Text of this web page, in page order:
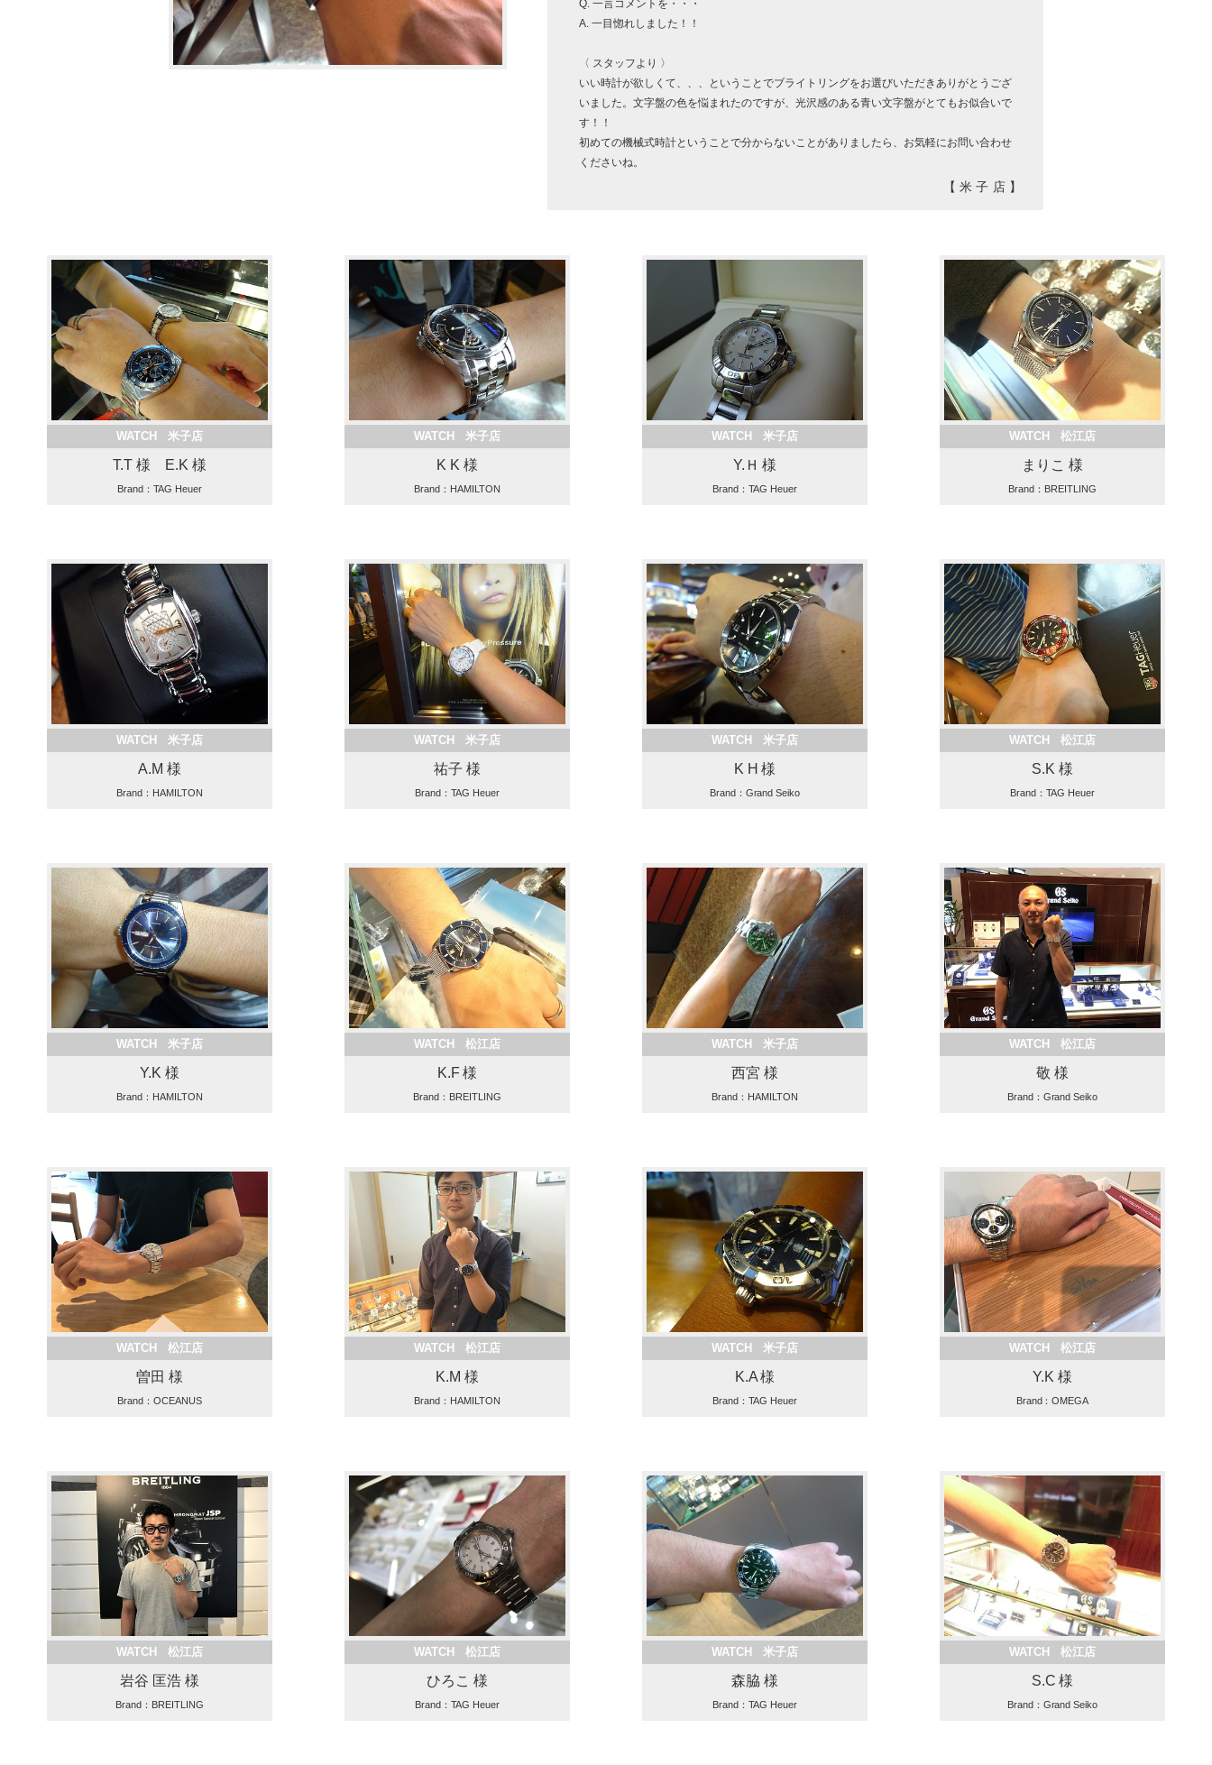
Q. 一言コメントを・・・
A. 一目惚れしました！！
〈 スタッフより 〉
いい時計が欲しくて、、、ということでブライトリングをお選びいただきありがとうござ
いました。文字盤の色を悩まれたのですが、光沢感のある青い文字盤がとてもお似合いで
す！！
初めての機械式時計ということで分からないことがありましたら、お気軽にお問い合わせ
くださいね。
【米子店】
WATCH 米子店
T.T 様 E.K 様
Brand：TAG Heuer
WATCH 米子店
K K 様
Brand：HAMILTON
WATCH 米子店
Y.Ｈ 様
Brand：TAG Heuer
WATCH 松江店
まりこ 様
Brand：BREITLING
WATCH 米子店
A.M 様
Brand：HAMILTON
WATCH 米子店
祐子 様
Brand：TAG Heuer
WATCH 米子店
K H 様
Brand：Grand Seiko
WATCH 松江店
S.K 様
Brand：TAG Heuer
WATCH 米子店
Y.K 様
Brand：HAMILTON
WATCH 松江店
K.F 様
Brand：BREITLING
WATCH 米子店
西宮 様
Brand：HAMILTON
WATCH 松江店
敬 様
Brand：Grand Seiko
WATCH 松江店
曽田 様
Brand：OCEANUS
WATCH 松江店
K.M 様
Brand：HAMILTON
WATCH 米子店
K.A 様
Brand：TAG Heuer
WATCH 松江店
Y.K 様
Brand：OMEGA
WATCH 松江店
岩谷 匡浩 様
Brand：BREITLING
WATCH 松江店
ひろこ 様
Brand：TAG Heuer
WATCH 米子店
森脇 様
Brand：TAG Heuer
WATCH 松江店
S.C 様
Brand：Grand Seiko